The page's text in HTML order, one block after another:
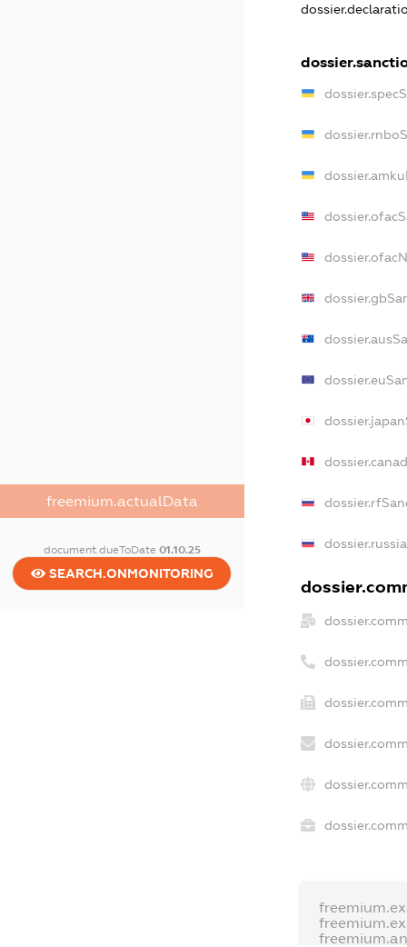
freemium.actualData
document.dueToDate 01.10.25
SEARCH.ONMONITORING